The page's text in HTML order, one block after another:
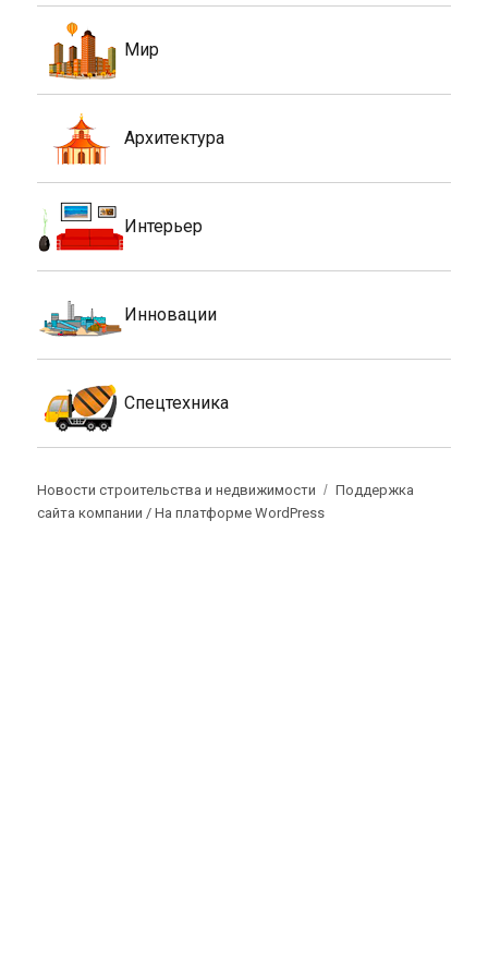
Мир
Архитектура
Интерьер
Инновации
Спецтехника
Новости строительства и недвижимости
Поддержка
сайта компании /На платформе WordPress